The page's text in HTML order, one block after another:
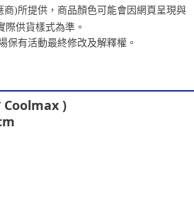
得法定代理人或監護人之同意方可使用
同意申辦者引起之損失，本公司不負相關責
，將依據個別帳號之用戶狀況，依本公司即
使用他人資訊註冊。若發現惡意使用之情形，
)所提供，商品顏色可能會因網頁呈現與
際供貨樣式為準。
保有活動最終修改及解釋權。
Coolmax )